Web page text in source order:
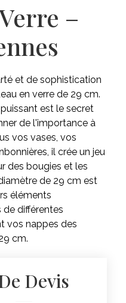
–
et de sophistication
en verre de 29 cm.
est le secret
de l'importance à
vos vases, vos
il crée un jeu
des bougies et les
de 29 cm est
éléments
différentes
vos nappes des
cm.
Devis